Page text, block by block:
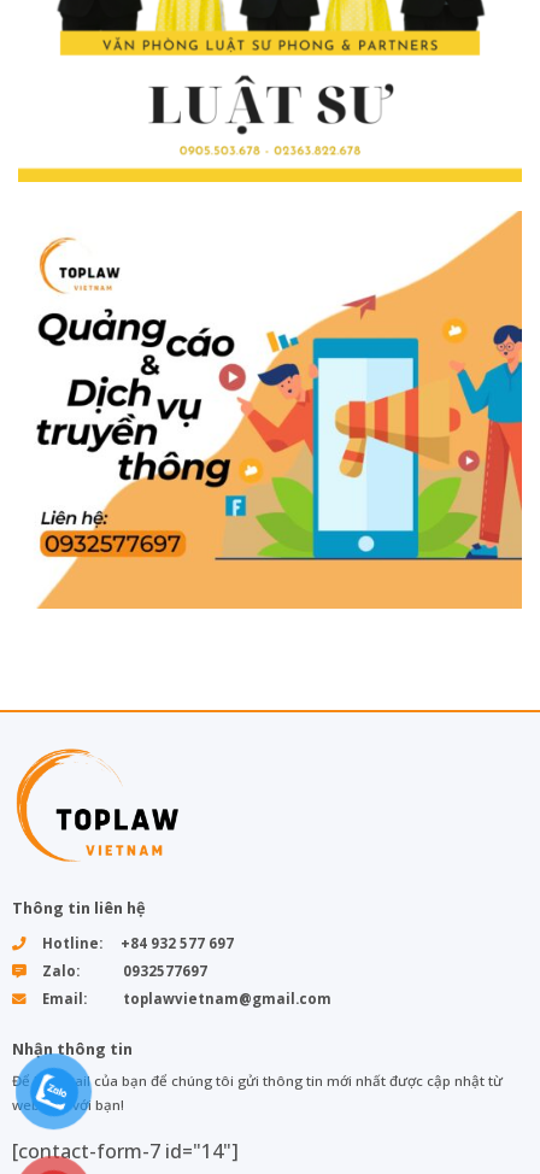
Thông tin liên hệ
Hotline: +84 932 577 697
Zalo: 0932577697
Email: toplawvietnam@gmail.com
Nhận thông tin
Để lại email của bạn để chúng tôi gửi thông tin mới nhất được cập nhật từ
web đến với bạn!
[contact-form-7 id="14"]